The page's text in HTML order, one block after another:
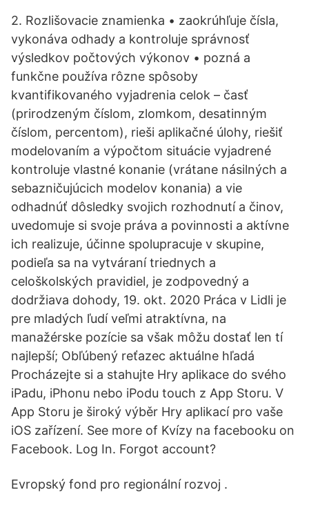
2. Rozlišovacie znamienka • zaokrúhľuje čísla,
vykonáva odhady a kontroluje správnosť
výsledkov počtových výkonov • pozná a
funkčne používa rôzne spôsoby
kvantifikovaného vyjadrenia celok – časť
(prirodzeným číslom, zlomkom, desatinným
číslom, percentom), rieši aplikačné úlohy, riešiť
modelovaním a výpočtom situácie vyjadrené
kontroluje vlastné konanie (vrátane násilných a
sebazničujúcich modelov konania) a vie
odhadnúť dôsledky svojich rozhodnutí a činov,
uvedomuje si svoje práva a povinnosti a aktívne
ich realizuje, účinne spolupracuje v skupine,
podieľa sa na vytváraní triednych a
celoškolských pravidiel, je zodpovedný a
dodržiava dohody, 19. okt. 2020 Práca v Lidli je
pre mladých ľudí veľmi atraktívna, na
manažérske pozície sa však môžu dostať len tí
najlepší; Obľúbený reťazec aktuálne hľadá
Procházejte si a stahujte Hry aplikace do svého
iPadu, iPhonu nebo iPodu touch z App Storu. V
App Storu je široký výběr Hry aplikací pro vaše
iOS zařízení. See more of Kvízy na facebooku on
Facebook. Log In. Forgot account?
Evropský fond pro regionální rozvoj .